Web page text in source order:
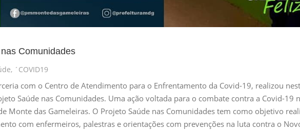
Comunidades
, ´COVID19
com o Centro de Atendimento para o Enfrentamento da Covid-19, realizou
Saúde nas Comunidades. Uma ação voltada para o combate contra a Covid-19
Monte das Gameleiras. O Projeto Saúde nas Comunidades tem como objetivo
com enfermeiros, palestras e orientações com prevenções na luta contra o